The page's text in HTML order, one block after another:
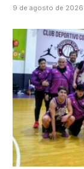
9 de agosto de 2026